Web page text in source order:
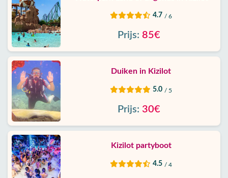
4.7 / 6
Prijs: 85€
Duiken in Kizilot
5.0 / 5
Prijs: 30€
Kizilot partyboot
4.5 / 4